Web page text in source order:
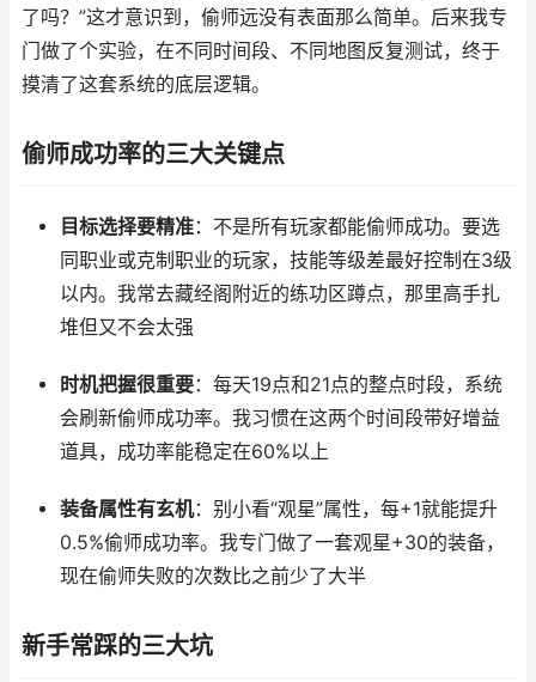
了吗？”这才意识到，偷师远没有表面那么简单。后来我专
门做了个实验，在不同时间段、不同地图反复测试，终于
摸清了这套系统的底层逻辑。
偷师成功率的三大关键点
目标选择要精准：不是所有玩家都能偷师成功。要选
同职业或克制职业的玩家，技能等级差最好控制在3级
以内。我常去藏经阁附近的练功区蹲点，那里高手扎
堆但又不会太强
时机把握很重要：每天19点和21点的整点时段，系统
会刷新偷师成功率。我习惯在这两个时间段带好增益
道具，成功率能稳定在60%以上
装备属性有玄机：别小看“观星”属性，每+1就能提升
0.5%偷师成功率。我专门做了一套观星+30的装备，
现在偷师失败的次数比之前少了大半
新手常踩的三大坑